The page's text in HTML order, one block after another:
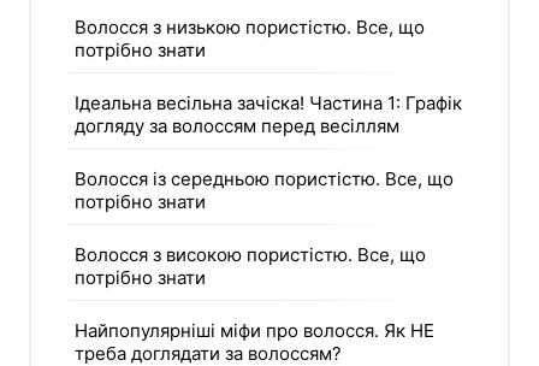
Волосся з низькою пористістю. Все, що
потрібно знати
Ідеальна весільна зачіска! Частина 1: Графік
догляду за волоссям перед весіллям
Волосся із середньою пористістю. Все, що
потрібно знати
Волосся з високою пористістю. Все, що
потрібно знати
Найпопулярніші міфи про волосся. Як НЕ
треба доглядати за волоссям?